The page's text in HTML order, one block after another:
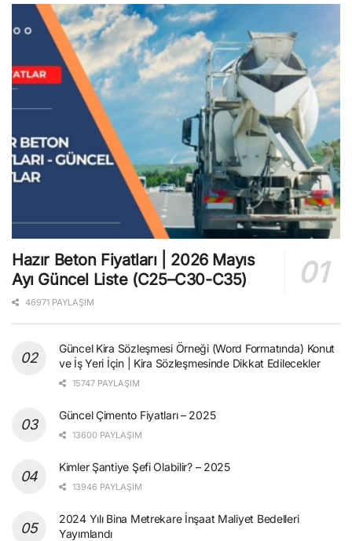
Hazır Beton Fiyatları | 2026 Mayıs
Ayı Güncel Liste (C25–C30-C35)
46971 PAYLAŞIM
Güncel Kira Sözleşmesi Örneği (Word Formatında) Konut
ve İş Yeri İçin | Kira Sözleşmesinde Dikkat Edilecekler
15747 PAYLAŞIM
Güncel Çimento Fiyatları – 2025
13600 PAYLAŞIM
Kimler Şantiye Şefi Olabilir? – 2025
13946 PAYLAŞIM
2024 Yılı Bina Metrekare İnşaat Maliyet Bedelleri
Yayımlandı